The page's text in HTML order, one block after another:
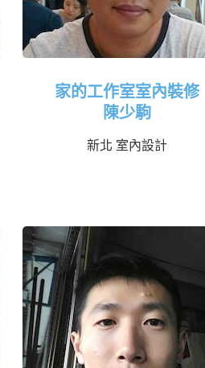
家的工作室室內裝修
陳少駒
新北 室內設計